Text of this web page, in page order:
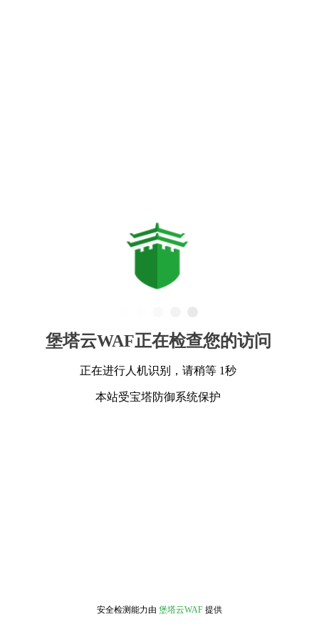
堡塔云WAF正在检查您的访问
正在进行人机识别，请稍等 1秒
本站受宝塔防御系统保护
安全检测能力由 堡塔云WAF 提供